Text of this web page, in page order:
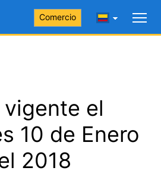
Comercio
vigente el
10 de Enero
2018